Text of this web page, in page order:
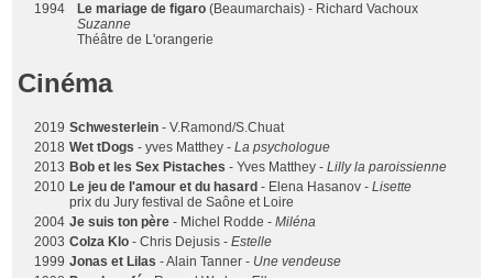
1994
Le mariage de figaro (Beaumarchais) - Richard Vachoux
Suzanne
Théâtre de L'orangerie
Cinéma
2019 Schwesterlein - V.Ramond/S.Chuat
2018 Wet tDogs - yves Matthey -La psychologue
2013 Bob et les Sex Pistaches - Yves Matthey -Lilly la paroissienne
2010 Le jeu de l'amour et du hasard - Elena Hasanov -Lisette
prix du Jury festival de Saône et Loire
2004 Je suis ton père - Michel Rodde -Miléna
2003 Colza Klo - Chris Dejusis -Estelle
1999 Jonas et Lilas - Alain Tanner - Une vendeuse